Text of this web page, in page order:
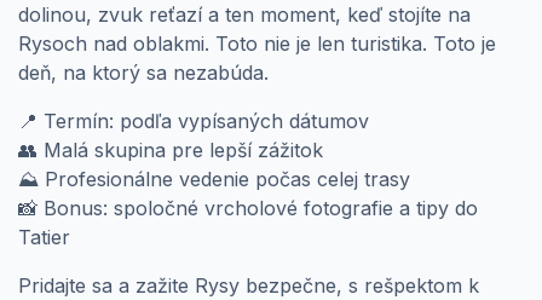
dolinou, zvuk reťazí a ten moment, keď stojíte na
Rysoch nad oblakmi. Toto nie je len turistika. Toto je
deň, na ktorý sa nezabúda.
📍 Termín: podľa vypísaných dátumov
👥 Malá skupina pre lepší zážitok
⛰️ Profesionálne vedenie počas celej trasy
📸 Bonus: spoločné vrcholové fotografie a tipy do
Tatier
Pridajte sa a zažite Rysy bezpečne, s rešpektom k